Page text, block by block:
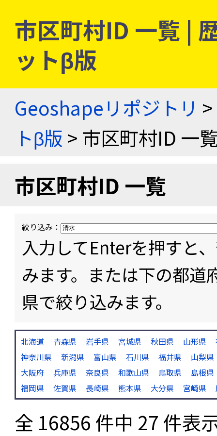
市区町村ID 一覧 |
ットβ版
Geoshapeリポジトリ >
トβ版 > 市区町村ID 一
市区町村ID 一覧
絞り込み：
入力してEnterを押すと
みます。または下の都道
県で絞り込みます。
北海道 青森県 岩手県 宮城県 秋田県 山形県
神奈川県
新潟県 富山県 石川県 福井県
山梨県
大阪府
兵庫県 奈良県 和歌山県 鳥取県
島根県
福岡県
佐賀県 長崎県 熊本県 大分県 宮崎県
全 16856 件中 27 件表